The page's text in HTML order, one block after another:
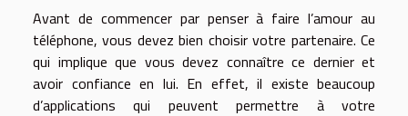
Avant de commencer par penser à faire l’amour au
téléphone, vous devez bien choisir votre partenaire. Ce
qui implique que vous devez connaître ce dernier et
avoir confiance en lui. En effet, il existe beaucoup
d’applications qui peuvent permettre à votre